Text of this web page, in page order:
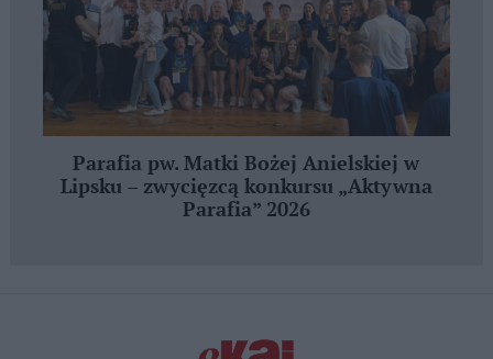
Parafia pw. Matki Bożej Anielskiej w
Lipsku – zwycięzcą konkursu „Aktywna
Parafia” 2026